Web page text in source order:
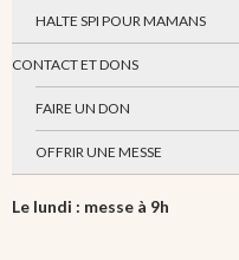
HALTE SPI POUR MAMANS
CONTACT ET DONS
FAIRE UN DON
OFFRIR UNE MESSE
Le lundi : messe à 9h